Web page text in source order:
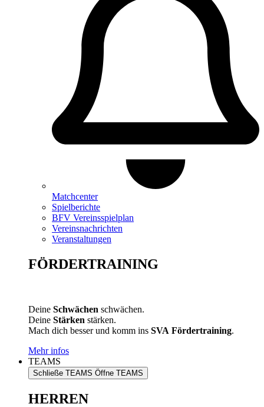
Matchcenter
Spielberichte
BFV Vereinsspielplan
Vereinsnachrichten
Veranstaltungen
FÖRDERTRAINING
Deine Schwächen schwächen.
Deine Stärken stärken.
Mach dich besser und komm ins SVA Fördertraining.
Mehr infos
TEAMS
Schließe TEAMS Öffne TEAMS
HERREN